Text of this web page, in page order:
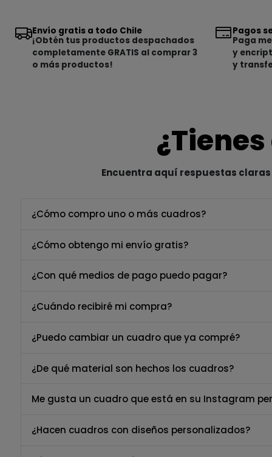
Envío gratis a todo Chile
¡Obtén tus productos despachados
completamente GRATIS al comprar 3
o más productos!
Pagos
Paga
y
y
Encuentra aquí respuestas
¿Cómo compro uno o más cuadros?
¿Cómo obtengo mi envío gratis?
¿Con qué medios de pago puedo pagar?
¿Cuándo recibiré mi compra?
¿Puedo cambiar un cuadro que ya compré?
¿De qué material son hechos los cuadros?
Me gusta un cuadro que está en su Instagram
¿Hacen cuadros con diseños personalizados?